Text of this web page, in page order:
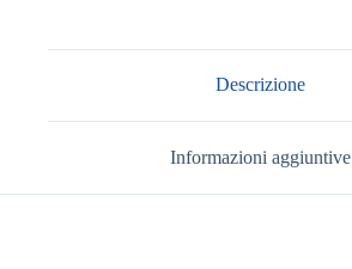
Descrizione
Informazioni aggiuntive